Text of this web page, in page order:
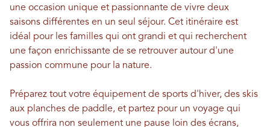
une occasion unique et passionnante de vivre deux
saisons différentes en un seul séjour. Cet itinéraire est
idéal pour les familles qui ont grandi et qui recherchent
une façon enrichissante de se retrouver autour d'une
passion commune pour la nature.
Préparez tout votre équipement de sports d'hiver, des skis
aux planches de paddle, et partez pour un voyage qui
vous offrira non seulement une pause loin des écrans,